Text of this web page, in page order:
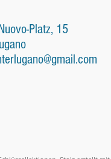
Platz, 15